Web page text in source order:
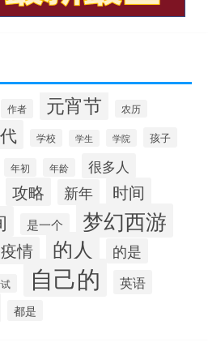
作者 元宵节 农历
学校 学生 学院 孩子
年初 年龄 很多人
攻略 新年 时间
是一个 梦幻西游
疫情 的人 的是
自己的 英语
都是